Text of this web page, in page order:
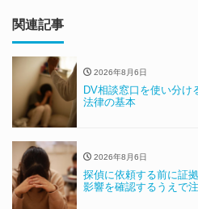
関連記事
2026年8月6日
DV相談窓口を使い分け
法律の基本
2026年8月6日
探偵に依頼する前に証
影響を確認するうえで